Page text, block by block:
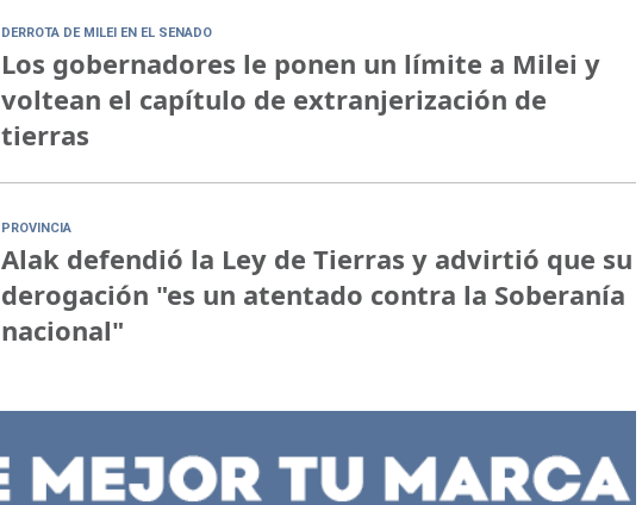
DERROTA DE MILEI EN EL SENADO
Los gobernadores le ponen un límite a Milei y
voltean el capítulo de extranjerización de
tierras
PROVINCIA
Alak defendió la Ley de Tierras y advirtió que su
derogación "es un atentado contra la Soberanía
nacional"